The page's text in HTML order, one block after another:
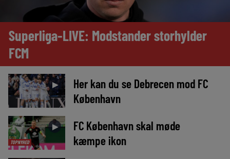
Superliga-LIVE: Modstander storhylder
FCM
►
Her kan du se Debrecen mod FC
København
TOPNYHED
►
FC København skal møde
kæmpe ikon